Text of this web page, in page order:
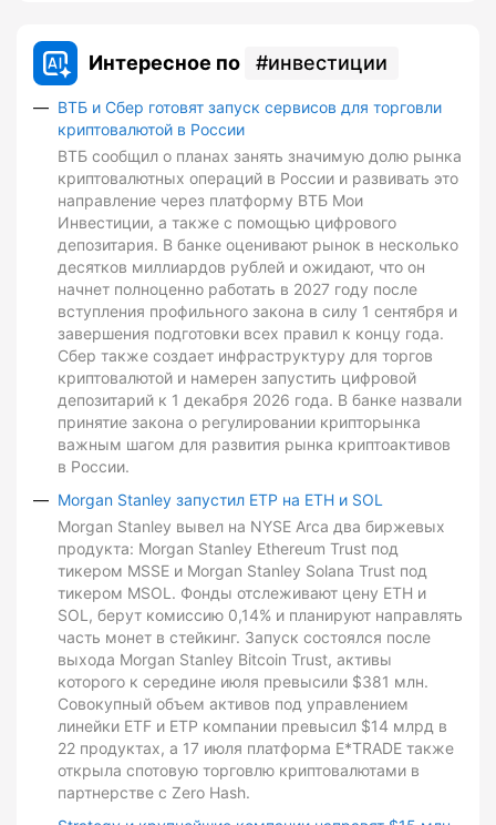
Интересное по инвестиции
ВТБ и Сбер готовят запуск сервисов для торговли
криптовалютой в России
ВТБ сообщил о планах занять значимую долю рынка
криптовалютных операций в России и развивать это
направление через платформу ВТБ Мои
Инвестиции, а также с помощью цифрового
депозитария. В банке оценивают рынок в несколько
десятков миллиардов рублей и ожидают, что он
начнет полноценно работать в 2027 году после
вступления профильного закона в силу 1 сентября и
завершения подготовки всех правил к концу года.
Сбер также создает инфраструктуру для торгов
криптовалютой и намерен запустить цифровой
депозитарий к 1 декабря 2026 года. В банке назвали
принятие закона о регулировании крипторынка
важным шагом для развития рынка криптоактивов
в России.
Morgan Stanley запустил ETP на ETH и SOL
Morgan Stanley вывел на NYSE Arca два биржевых
продукта: Morgan Stanley Ethereum Trust под
тикером MSSE и Morgan Stanley Solana Trust под
тикером MSOL. Фонды отслеживают цену ETH и
SOL, берут комиссию 0,14% и планируют направлять
часть монет в стейкинг. Запуск состоялся после
выхода Morgan Stanley Bitcoin Trust, активы
которого к середине июля превысили $381 млн.
Совокупный объем активов под управлением
линейки ETF и ETP компании превысил $14 млрд в
22 продуктах, а 17 июля платформа E*TRADE также
открыла спотовую торговлю криптовалютами в
партнерстве с Zero Hash.